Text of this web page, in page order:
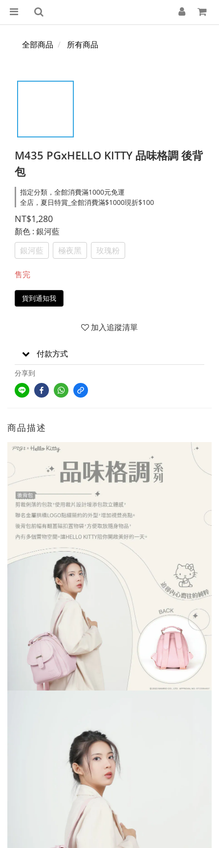
全部商品 所有商品
M435 PGxHELLO KITTY 品味格調 後背
包
指定分類，全館消費滿1000元免運
全店，夏日特賞_全館消費滿$1000現折$100
NT$1,280
顏色 : 銀河藍
銀河藍
極夜黑 玫瑰粉
售完
貨到通知我
加入追蹤清單
付款方式
分享到
商品描述